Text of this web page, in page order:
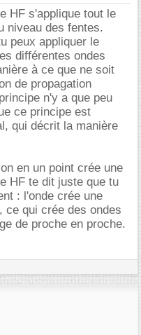
HF s'applique tout le
niveau des fentes.
peux appliquer le
différentes ondes
à ce que ne soit
de propagation
n'y a que peu
ce principe est
qui décrit la manière
en un point crée une
HF te dit juste que tu
: l'onde crée une
ce qui crée des ondes
de proche en proche.